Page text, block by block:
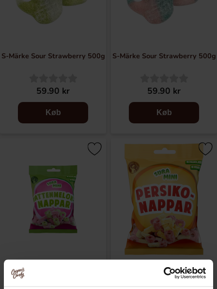
S-Märke Sour Strawberry 500g
59.90 kr
Køb
S-Märke Sour Strawberry 500g
59.90 kr
Køb
Sure Mini Vattenmelonnappar
Sure Mini Persikonappar 70g